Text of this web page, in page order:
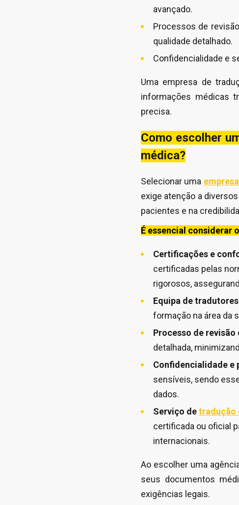
avançado.
Processos de
qualidade detalhado.
Confidencialidade e
Uma empresa de
informações médicas
precisa.
Como escolher
médica?
Selecionar uma
exige atenção a
pacientes e na
É essencial considerar
Certificações e
certificadas pelas
rigorosos,
Equipa de
formação na área da
Processo de revisão
detalhada,
Confidencialidade e
sensíveis, sendo
dados.
Serviço detradução
certificada ou oficial
internacionais.
Ao escolher uma
seus documentos
exigências legais.